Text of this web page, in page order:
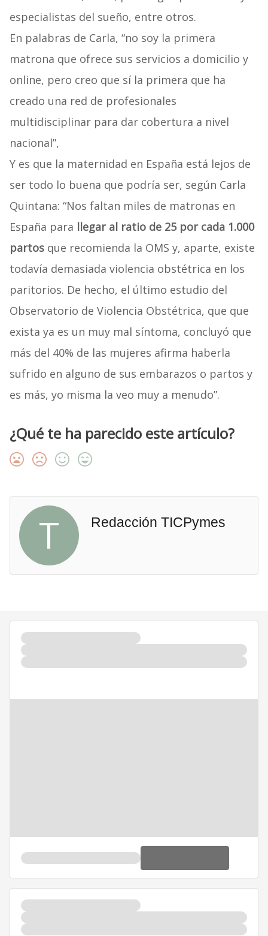
especialistas del sueño, entre otros.
En palabras de Carla, “no soy la primera
matrona que ofrece sus servicios a domicilio y
online, pero creo que sí la primera que ha
creado una red de profesionales
multidisciplinar para dar cobertura a nivel
nacional”,
Y es que la maternidad en España está lejos de
ser todo lo buena que podría ser, según Carla
Quintana: “Nos faltan miles de matronas en
España para llegar al ratio de 25 por cada 1.000
partosque recomienda la OMS y, aparte, existe
todavía demasiada violencia obstétrica en los
paritorios. De hecho, el último estudio del
Observatorio de Violencia Obstétrica, que que
exista ya es un muy mal síntoma, concluyó que
más del 40% de las mujeres afirma haberla
sufrido en alguno de sus embarazos o partos y
es más, yo misma la veo muy a menudo”.
¿Qué te ha parecido este artículo?
T Redacción TICPymes